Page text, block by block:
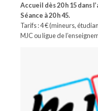
Accueil dès 20 h 15 dans
Séance à 20 h 45.
Tarifs : 4 € (mineurs,
MJC ou ligue de